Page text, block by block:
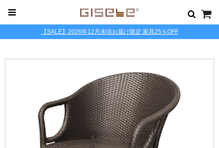
【SALE】2026年12月末頃お届け限定 家具25％OFF